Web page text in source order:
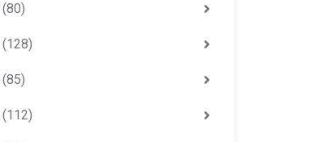
(80)
(128)
(85)
(112)